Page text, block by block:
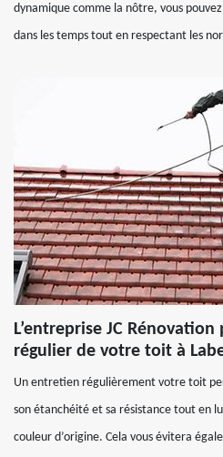
dynamique comme la nôtre, vous
dans les temps tout en respectant les
L’entreprise JC
régulier de votre toit à
Un entretien régulièrement votre toit
son étanchéité et sa résistance tout en
couleur d’origine. Cela vous évitera